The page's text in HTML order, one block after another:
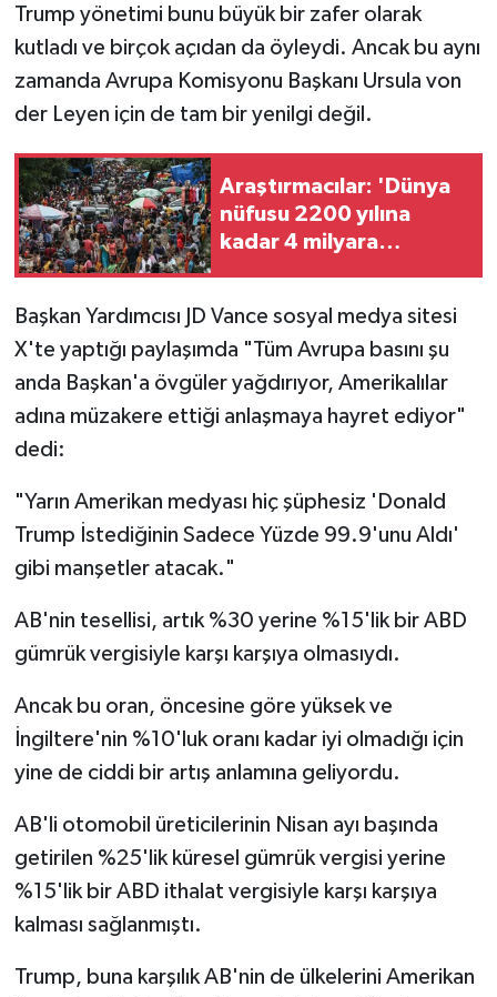
Trump yönetimi bunu büyük bir zafer olarak
kutladı ve birçok açıdan da öyleydi. Ancak bu aynı
zamanda Avrupa Komisyonu Başkanı Ursula von
der Leyen için de tam bir yenilgi değil.
Araştırmacılar: 'Dünya
nüfusu 2200 yılına
kadar 4 milyara
Başkan Yardımcısı JD Vance sosyal medya sitesi
X'te yaptığı paylaşımda "Tüm Avrupa basını şu
anda Başkan'a övgüler yağdırıyor, Amerikalılar
adına müzakere ettiği anlaşmaya hayret ediyor"
dedi:
"Yarın Amerikan medyası hiç şüphesiz 'Donald
Trump İstediğinin Sadece Yüzde 99.9'unu Aldı'
gibi manşetler atacak."
AB'nin tesellisi, artık %30 yerine %15'lik bir ABD
gümrük vergisiyle karşı karşıya olmasıydı.
Ancak bu oran, öncesine göre yüksek ve
İngiltere'nin %10'luk oranı kadar iyi olmadığı için
yine de ciddi bir artış anlamına geliyordu.
AB'li otomobil üreticilerinin Nisan ayı başında
getirilen %25'lik küresel gümrük vergisi yerine
%15'lik bir ABD ithalat vergisiyle karşı karşıya
kalması sağlanmıştı.
Trump, buna karşılık AB'nin de ülkelerini Amerikan